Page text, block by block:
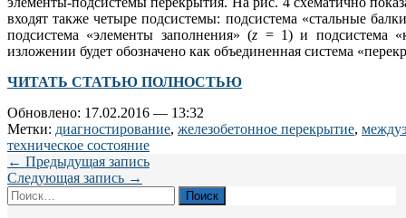
входят также четыре подсистемы: подсистема «стальные
подсистема «элементы заполнения» (z = 1) и подсистема
изложении будет обозначено как объединенная система
ЧИТАТЬ СТАТЬЮ ПОЛНОСТЬЮ
Обновлено: 17.02.2016 — 13:32
Метки: диагностирование, железобетонное перекрытие,
техническое состояние
← Предыдущая запись
Следующая запись →
Найти: